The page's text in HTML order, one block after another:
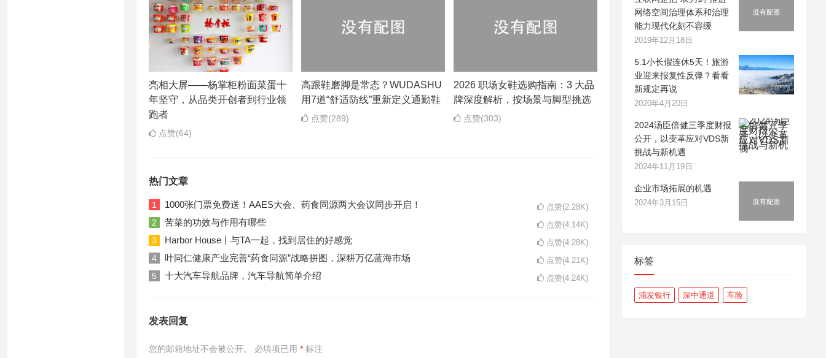
亮相大屏——杨掌柜粉面菜蛋十
年坚守，从品类开创者到行业领
跑者
点赞(64)
高跟鞋磨脚是常态？WUDASHU
用7道“舒适防线”重新定义通勤鞋
点赞(289)
2026 职场女鞋选购指南：3 大品
牌深度解析，按场景与脚型挑选
点赞(303)
热门文章
1 1000张门票免费送！AAES大会、药食同源两大会议同步开启！ 点赞(2.28K)
2 苦菜的功效与作用有哪些 点赞(4.14K)
3 Harbor House丨与TA一起，找到居住的好感觉 点赞(4.28K)
4 叶同仁健康产业完善“药食同源”战略拼图，深耕万亿蓝海市场 点赞(4.21K)
5 十大汽车导航品牌，汽车导航简单介绍 点赞(4.24K)
发表回复
您的邮箱地址不会被公开。 必填项已用 * 标注
网络空间治理体系和治理
能力现代化刻不容缓
2019年12月18日
5.1小长假连休5天！旅游
业迎来报复性反弹？看看
新规定再说
2020年4月20日
2024汤臣倍健三季度财报
公开，以变革应对VDS新
挑战与新机遇
2024年11月19日
企业市场拓展的机遇
2024年3月15日
标签
浦发银行 深中通道 车险